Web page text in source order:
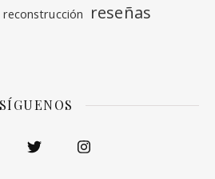
reconstrucción reseñas
SÍGUENOS